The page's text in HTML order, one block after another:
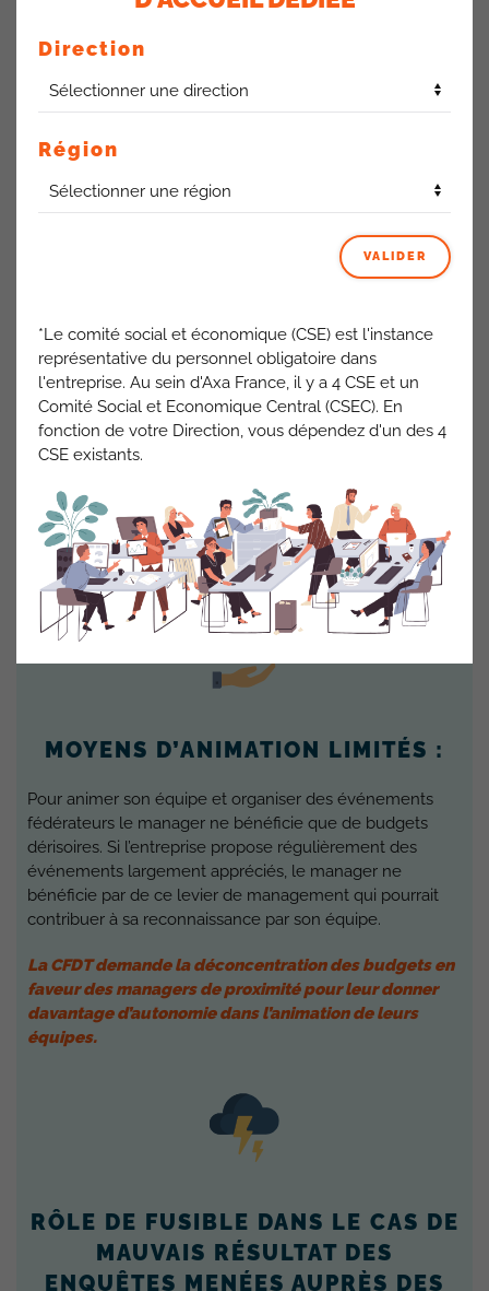
nécessités liées à l’activité et l’arrêt du transfert de
POLITIQUE SALARIALE :
d’autonomie au manager de proximité pour gérer la
reconnaissance des membres de son équipe.
L’insuffisance des budgets octroyés pour son service
amène au développement des frustrations au sein des
équipes ce qui contribue à développer les tensions et, au
final, à impacter la qualité de vie au travail.
La CFDT demande des budgets d’augmentation qui
permettent de reconnaître véritablement les salariés
investis, sans fixer de limites qui rendent cet objectif
inatteignable
MOYENS D’ANIMATION LIMITÉS :
Pour animer son équipe et organiser des événements
fédérateurs le manager ne bénéficie que de budgets
dérisoires. Si l’entreprise propose régulièrement des
événements largement appréciés, le manager ne
bénéficie par de ce levier de management qui pourrait
contribuer à sa reconnaissance par son équipe.
La CFDT demande la déconcentration des budgets en
faveur des managers de proximité pour leur donner
davantage d’autonomie dans l’animation de leurs
équipes.
RÔLE DE FUSIBLE DANS LE CAS DE
MAUVAIS RÉSULTAT DES
ENQUÊTES MENÉES AUPRÈS DES
Direction
Région
VALIDER
*Le comité social et économique (CSE) est l'instance
représentative du personnel obligatoire dans
l'entreprise. Au sein d'Axa France, il y a 4 CSE et un
Comité Social et Economique Central (CSEC). En
fonction de votre Direction, vous dépendez d'un des 4
CSE existants.